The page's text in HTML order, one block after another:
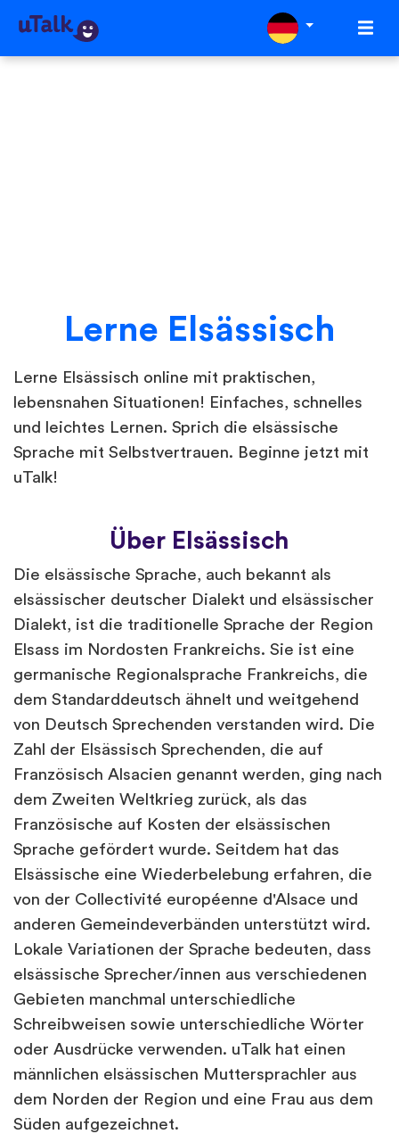
Lerne Elsässisch
Lerne Elsässisch online mit praktischen,
lebensnahen Situationen! Einfaches, schnelles
und leichtes Lernen. Sprich die elsässische
Sprache mit Selbstvertrauen. Beginne jetzt mit
uTalk!
Über Elsässisch
Die elsässische Sprache, auch bekannt als
elsässischer deutscher Dialekt und elsässischer
Dialekt, ist die traditionelle Sprache der Region
Elsass im Nordosten Frankreichs. Sie ist eine
germanische Regionalsprache Frankreichs, die
dem Standarddeutsch ähnelt und weitgehend
von Deutsch Sprechenden verstanden wird. Die
Zahl der Elsässisch Sprechenden, die auf
Französisch Alsacien genannt werden, ging nach
dem Zweiten Weltkrieg zurück, als das
Französische auf Kosten der elsässischen
Sprache gefördert wurde. Seitdem hat das
Elsässische eine Wiederbelebung erfahren, die
von der Collectivité européenne d'Alsace und
anderen Gemeindeverbänden unterstützt wird.
Lokale Variationen der Sprache bedeuten, dass
elsässische Sprecher/innen aus verschiedenen
Gebieten manchmal unterschiedliche
Schreibweisen sowie unterschiedliche Wörter
oder Ausdrücke verwenden. uTalk hat einen
männlichen elsässischen Muttersprachler aus
dem Norden der Region und eine Frau aus dem
Süden aufgezeichnet.